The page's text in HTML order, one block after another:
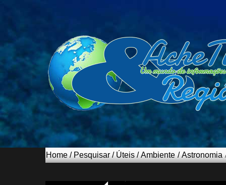
Home / Pesquisar / Úteis /Ambiente /Astronomia